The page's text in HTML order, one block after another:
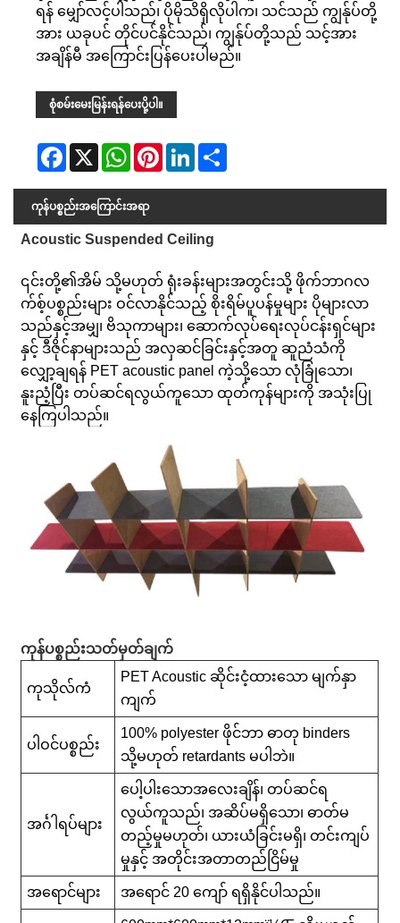
ရန် မျှော်လင့်ပါသည်၊ ပိုမိုသိရှိလိုပါက၊ သင်သည် ကျွန်ုပ်တို့
အား ယခုပင် တိုင်ပင်နိုင်သည်၊ ကျွန်ုပ်တို့သည် သင့်အား
အချိန်မီ အကြောင်းပြန်ပေးပါမည်။
စုံစမ်းမေးမြန်းရန်ပေးပို့ပါ။
Facebook WhatsAppPinterestLinkedIn
ကုန်ပစ္စည်းအကြောင်းအရာ
Acoustic Suspended Ceiling
၎င်းတို့၏အိမ် သို့မဟုတ် ရုံးခန်းများအတွင်းသို့ ဖိုက်ဘာဂလ
က်စ့်ပစ္စည်းများ ဝင်လာနိုင်သည့် စိုးရိမ်ပူပန်မှုများ ပိုများလာ
သည်နှင့်အမျှ၊ ဗိသုကာများ၊ ဆောက်လုပ်ရေးလုပ်ငန်းရှင်များ
နှင့် ဒီဇိုင်နာများသည် အလှဆင်ခြင်းနှင့်အတူ ဆူညံသံကို
လျှော့ချရန် PET acoustic panel ကဲ့သို့သော လုံခြုံသော၊
နူးညံ့ပြီး တပ်ဆင်ရလွယ်ကူသော ထုတ်ကုန်များကို အသုံးပြု
နေကြပါသည်။
ကုန်ပစ္စည်းသတ်မှတ်ချက်
ကုသိုလ်ကံ
PET Acoustic ဆိုင်းငံ့ထားသော မျက်နှာ
ကျက်
ပါဝင်ပစ္စည်း
100% polyester ဖိုင်ဘာ ဓာတု binders
သို့မဟုတ် retardants မပါဘဲ။
အင်္ဂါရပ်များ
ပေါ့ပါးသောအလေးချိန်၊ တပ်ဆင်ရ
လွယ်ကူသည်၊ အဆိပ်မရှိသော၊ ဓာတ်မ
တည့်မှုမဟုတ်၊ ယားယံခြင်းမရှိ၊ တင်းကျပ်
မှုနှင့် အတိုင်းအတာတည်ငြိမ်မှု
အရောင်များ အရောင် 20 ကျော် ရရှိနိုင်ပါသည်။